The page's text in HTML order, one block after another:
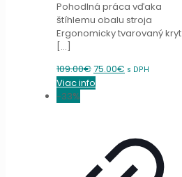
Pohodlná práca vďaka
štíhlemu obalu stroja
Ergonomicky tvarovaný kryt
[…]
109.00€Original
price
75.00€ Current
s DPH
Viac info
-33%